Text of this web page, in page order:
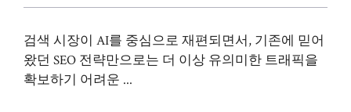
검색 시장이 AI를 중심으로 재편되면서, 기존에 믿어
왔던 SEO 전략만으로는 더 이상 유의미한 트래픽을
확보하기 어려운 ...